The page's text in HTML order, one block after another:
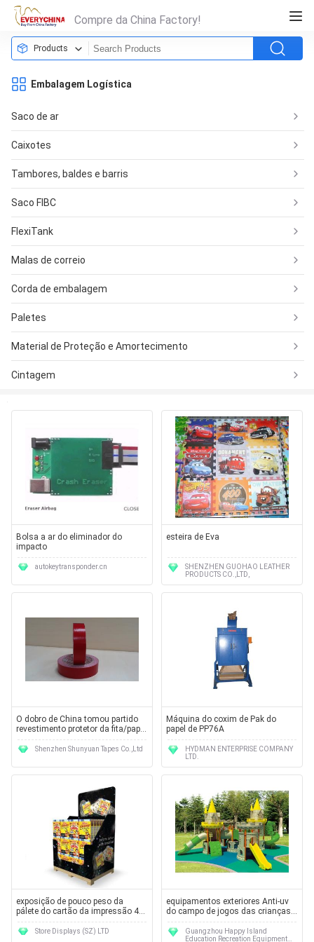
Compre da China Factory!
Products
Embalagem Logística
Saco de ar
Caixotes
Tambores, baldes e barris
Saco FIBC
FlexiTank
Malas de correio
Corda de embalagem
Paletes
Material de Proteção e Amortecimento
Cintagem
Bolsa a ar do eliminador do
impacto
autokeytransponder.cn
esteira de Eva
SHENZHEN GUOHAO LEATHER
PRODUCTS CO.,LTD,
O dobro de China tomou partido
revestimento protetor da fita/papel
crepom/dobro o mais forte tomou
partido fita do GV ISO9001
Shenzhen Shunyuan Tapes Co.,Ltd
Máquina do coxim de Pak do
papel de PP76A
HYDMAN ENTERPRISE COMPANY
LTD.
exposição de pouco peso da
pálete do cartão da impressão 4C
deslocada para o alimento de
petisco que mostra nas lojas
Store Displays (SZ) LTD
equipamentos exteriores Anti-uv
do campo de jogos das crianças
com bloco de borracha HA-09201
do coxim da coluna
Guangzhou Happy Island
Education Recreation Equipment